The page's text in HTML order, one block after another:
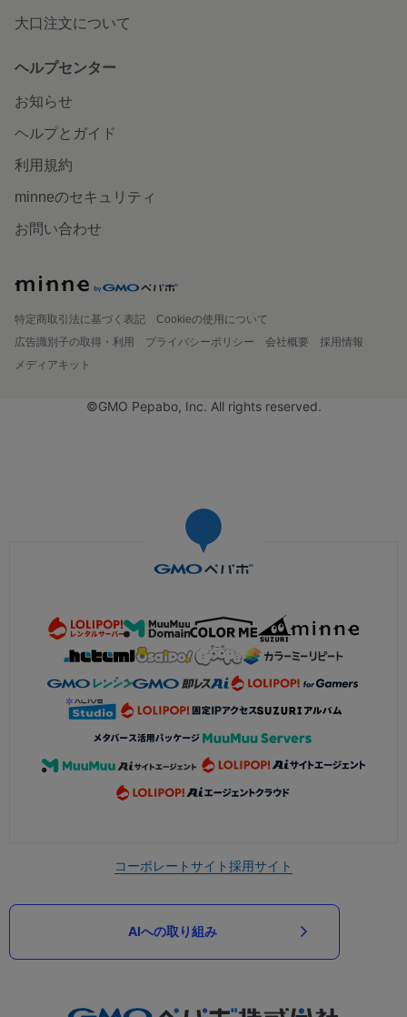
大口注文について
ヘルプセンター
お知らせ
ヘルプとガイド
利用規約
minneのセキュリティ
お問い合わせ
特定商取引法に基づく表記
Cookieの使用について
広告識別子の取得・利用
プライバシーポリシー 会社概要
採用情報
メディアキット
©GMO Pepabo, Inc. All rights reserved.
コーポレートサイト採用サイト
AIへの取り組み